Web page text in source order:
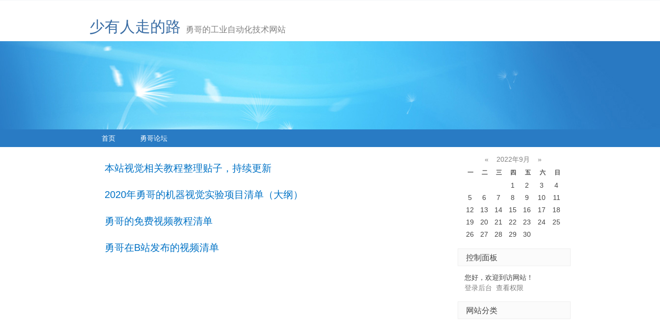
少有人走的路 勇哥的工业自动化技术网站
首页 勇哥论坛
本站视觉相关教程整理贴子，持续更新
2020年勇哥的机器视觉实验项目清单（大纲）
勇哥的免费视频教程清单
勇哥在B站发布的视频清单
« 2022年9月 »
一 二 三 四 五 六 日
1 2 3
4
5
6 7 8 9 10
11
12
13 14 15 16 17
18
19
20 21 22 23 24
25
26
27 28 29 30
控制面板
您好，欢迎到访网站！
登录后台 查看权限
网站分类